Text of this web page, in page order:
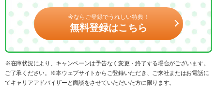
今ならご登録でうれしい特典！
無料登録はこちら
※在庫状況により、キャンペーンは予告なく変更・終了する場合がございます。
ご了承ください。※本ウェブサイトからご登録いただき、ご来社またはお電話に
てキャリアアドバイザーと面談をさせていただいた方に限ります。